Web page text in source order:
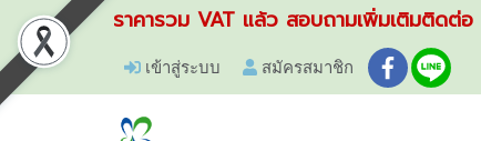
ราคารวม VAT แล้ว สอบถามเพิ่มเติมติดต่อ
เข้าสู่ระบบ สมัครสมาชิก